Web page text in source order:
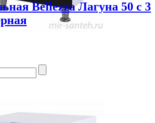
Bellezza Лагуна 50 с 3